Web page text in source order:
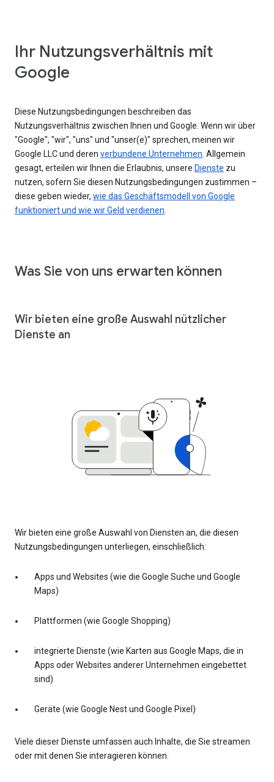
Ihr Nutzungsverhältnis mit
Google
Diese Nutzungsbedingungen beschreiben das
Nutzungsverhältnis zwischen Ihnen und Google. Wenn wir über
"Google", "wir", "uns" und "unser(e)" sprechen, meinen wir
Google LLC und deren verbundene Unternehmen . Allgemein
gesagt, erteilen wir Ihnen die Erlaubnis, unsere Dienste zu
nutzen, sofern Sie diesen Nutzungsbedingungen zustimmen –
diese geben wieder, wie das Geschäftsmodell von Google
funktioniert und wie wir Geld verdienen
Was Sie von uns erwarten können
Wir bieten eine große Auswahl nützlicher
Dienste an
Wir bieten eine große Auswahl von Diensten an, die diesen
Nutzungsbedingungen unterliegen, einschließlich:
Apps und Websites (wie die Google Suche und Google
Maps)
Plattformen (wie Google Shopping)
integrierte Dienste (wie Karten aus Google Maps, die in
Apps oder Websites anderer Unternehmen eingebettet
sind)
Geräte (wie Google Nest und Google Pixel)
Viele dieser Dienste umfassen auch Inhalte, die Sie streamen
oder mit denen Sie interagieren können.